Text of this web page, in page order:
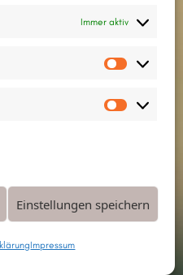
Immer aktiv
Einstellungen speichern
Impressum